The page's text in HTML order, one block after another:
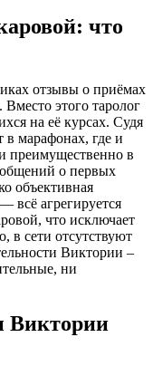
что
отзывы о приёмах
этого таролог
на её курсах. Судя
в марафонах, где и
преимущественно в
о первых
объективная
всё агрегируется
что исключает
в сети отсутствуют
Виктории –
ни
Виктории